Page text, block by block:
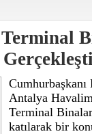
Antalya
Terminal
katılarak bir